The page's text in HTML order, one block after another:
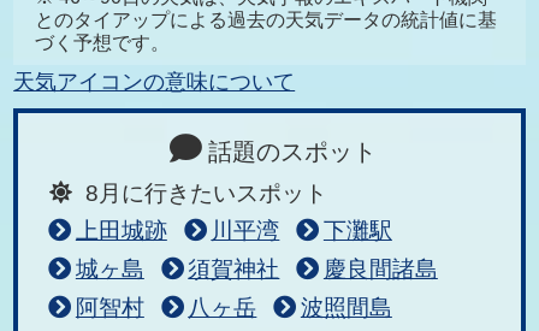
とのタイアップによる過去の天気データの統計値に基
づく予想です。
天気アイコンの意味について
話題のスポット
8月に行きたいスポット
上田城跡
川平湾
下灘駅
城ヶ島
須賀神社
慶良間諸島
阿智村
八ヶ岳
波照間島